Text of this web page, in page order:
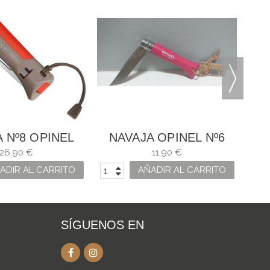
Nº8 OPINEL
26,90 €
AL CARRITO
NAVAJA OPINEL Nº6
FRAMBUESA
11,90 €
AÑADIR AL CARRITO
SÍGUENOS EN